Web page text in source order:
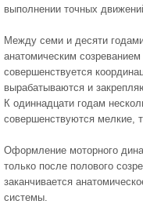
выполнении точных
Между семи и десяти
анатомическим
совершенствуется
вырабатываются и
К одиннадцати годам
совершенствуются мелкие,
Оформление моторного
только после полового
заканчивается
системы.